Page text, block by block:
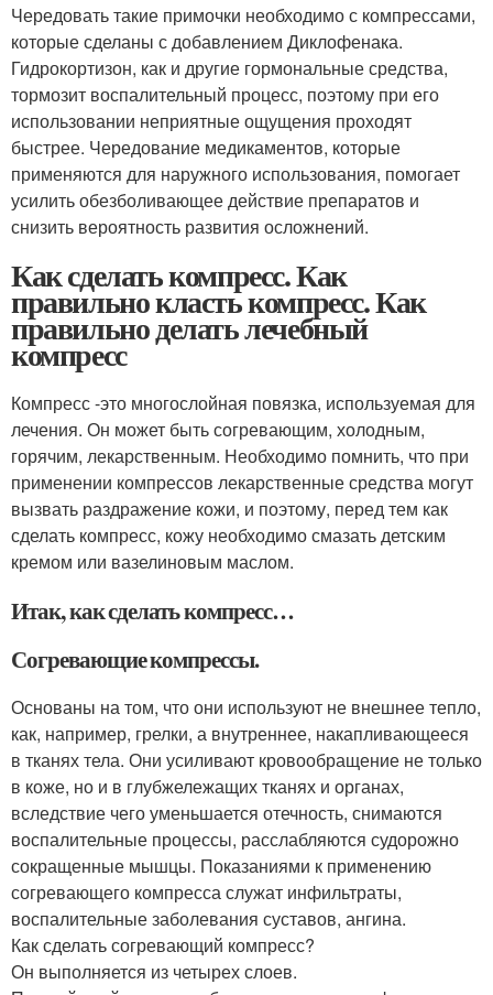
Чередовать такие примочки необходимо с компрессами,
которые сделаны с добавлением Диклофенака.
Гидрокортизон, как и другие гормональные средства,
тормозит воспалительный процесс, поэтому при его
использовании неприятные ощущения проходят
быстрее. Чередование медикаментов, которые
применяются для наружного использования, помогает
усилить обезболивающее действие препаратов и
снизить вероятность развития осложнений.
Как сделать компресс. Как
правильно класть компресс. Как
правильно делать лечебный
компресс
Компресс -это многослойная повязка, используемая для
лечения. Он может быть согревающим, холодным,
горячим, лекарственным. Необходимо помнить, что при
применении компрессов лекарственные средства могут
вызвать раздражение кожи, и поэтому, перед тем как
сделать компресс, кожу необходимо смазать детским
кремом или вазелиновым маслом.
Итак, как сделать компресс…
Согревающие компрессы.
Основаны на том, что они используют не внешнее тепло,
как, например, грелки, а внутреннее, накапливающееся
в тканях тела. Они усиливают кровообращение не только
в коже, но и в глубжележащих тканях и органах,
вследствие чего уменьшается отечность, снимаются
воспалительные процессы, расслабляются судорожно
сокращенные мышцы. Показаниями к применению
согревающего компресса служат инфильтраты,
воспалительные заболевания суставов, ангина.
Как сделать согревающий компресс?
Он выполняется из четырех слоев.